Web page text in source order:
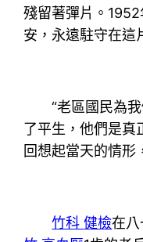
殘留著彈片。
安，永遠駐守在這
“老區國民為我
了平生，他們是真
回想起當天的情形
竹科 健檢在